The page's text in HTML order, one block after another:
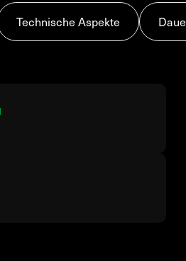
Technische Aspekte